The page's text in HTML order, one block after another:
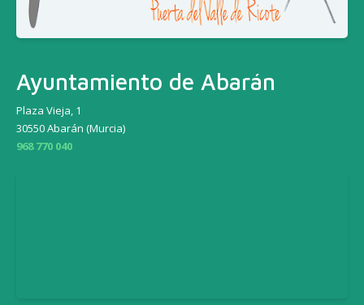
Ayuntamiento de Abarán
Plaza Vieja, 1
30550 Abarán (Murcia)
968 770 040